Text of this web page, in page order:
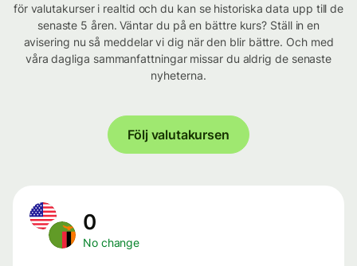
för valutakurser i realtid och du kan se historiska data upp till de
senaste 5 åren. Väntar du på en bättre kurs? Ställ in en
avisering nu så meddelar vi dig när den blir bättre. Och med
våra dagliga sammanfattningar missar du aldrig de senaste
nyheterna.
Följ valutakursen
0
No change